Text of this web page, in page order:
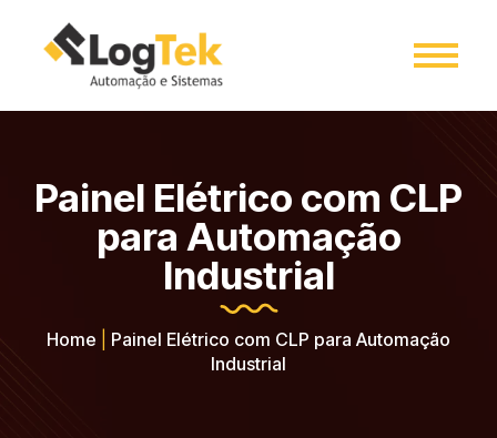
Painel Elétrico com CLP
para Automação
Industrial
Home
Painel Elétrico com CLP para Automação
Industrial